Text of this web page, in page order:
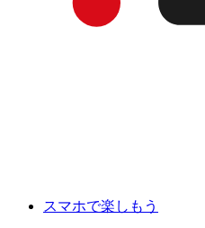
スマホで楽しもう